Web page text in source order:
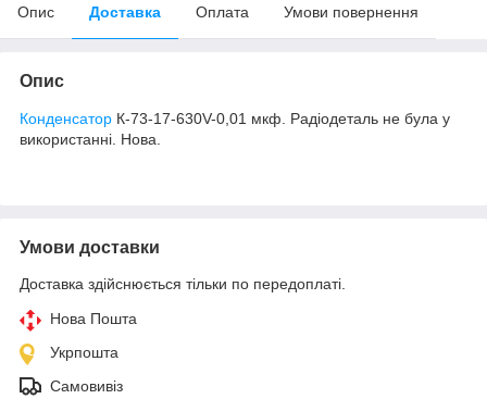
Опис Доставка Оплата Умови повернення
Опис
Конденсатор К-73-17-630V-0,01 мкф. Радіодеталь не була у
використанні. Нова.
Умови доставки
Доставка здійснюється тільки по передоплаті.
Нова Пошта
Укрпошта
Самовивіз